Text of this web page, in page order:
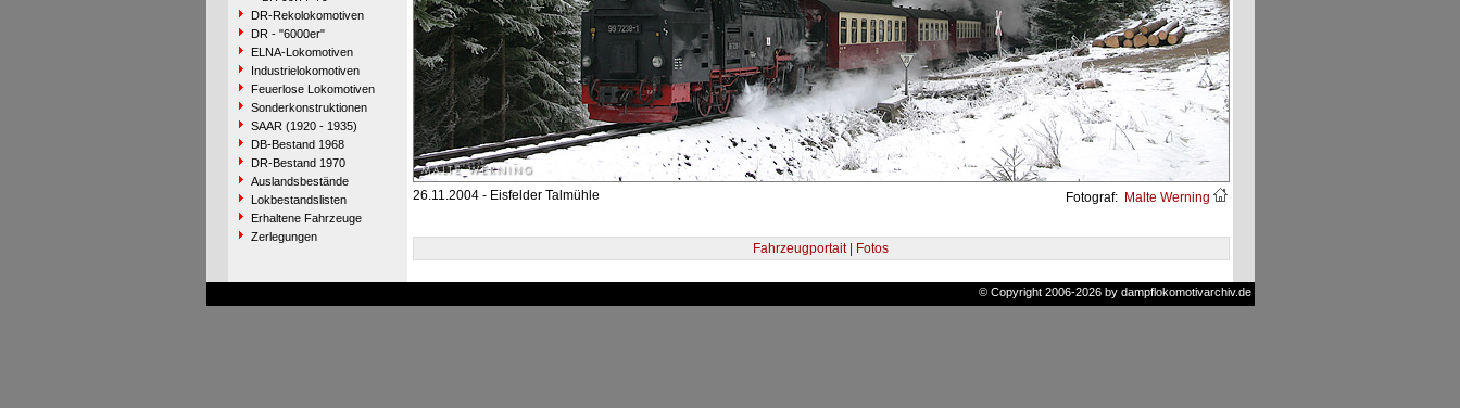
DR-Rekolokomotiven
DR - "6000er"
ELNA-Lokomotiven
Industrielokomotiven
Feuerlose Lokomotiven
Sonderkonstruktionen
SAAR (1920 - 1935)
DB-Bestand 1968
DR-Bestand 1970
Auslandsbestände
Lokbestandslisten
Erhaltene Fahrzeuge
Zerlegungen
26.11.2004 - Eisfelder Talmühle Fotograf: Malte Werning
Fahrzeugportait | Fotos
© Copyright 2006-2026 by dampflokomotivarchiv.de